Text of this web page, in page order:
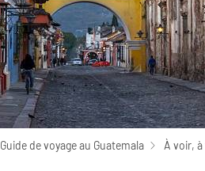
Guide de voyage au Guatemala À voir,